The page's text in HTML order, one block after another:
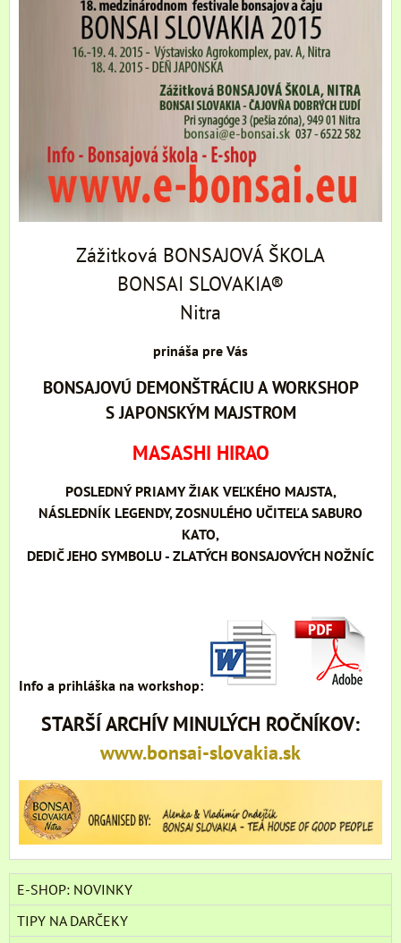
Zážitková BONSAJOVÁ ŠKOLA
BONSAI SLOVAKIA®
Nitra
prináša pre Vás
BONSAJOVÚ DEMONŠTRÁCIU A WORKSHOP
S JAPONSKÝM MAJSTROM
MASASHI HIRAO
POSLEDNÝ PRIAMY ŽIAK VEĽKÉHO MAJSTA,
NÁSLEDNÍK LEGENDY, ZOSNULÉHO UČITEĽA SABURO
KATO,
DEDIČ JEHO SYMBOLU - ZLATÝCH BONSAJOVÝCH NOŽNÍC
Info a prihláška na workshop:
STARŠÍ ARCHÍV MINULÝCH ROČNÍKOV:
www.bonsai-slovakia.sk
E-SHOP: NOVINKY
TIPY NA DARČEKY